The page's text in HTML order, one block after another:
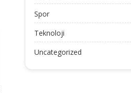
Spor
Teknoloji
Uncategorized